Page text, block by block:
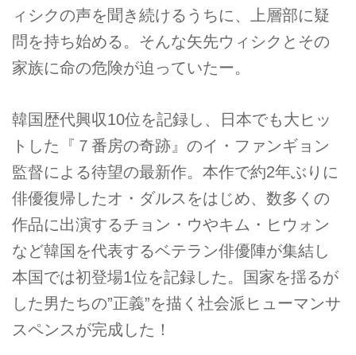
ィシクの声を聞き続けるうちに、上層部に疑
問を持ち始める。そんな矢先ウィシクとその
家族に命の危険が迫っていたー。
韓国歴代興収10位を記録し、日本でも大ヒッ
トした『７番房の奇跡』のイ・ファンギョン
監督による待望の最新作。本作で約2年ぶりに
俳優復帰したオ・ダルスをはじめ、数多くの
作品に出演するチョン・ウやキム・ヒウォン
など韓国を代表するベテラン俳優陣が集結し
本国では初登場1位を記録した。国家を揺るが
した男たちの”正義”を描く社会派ヒューマンサ
スペンスが完成した！